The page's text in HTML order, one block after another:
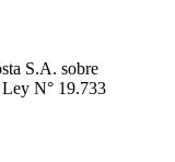
S.A. sobre
Ley N° 19.733